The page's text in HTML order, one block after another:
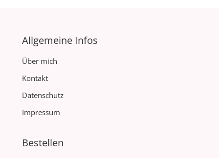
Allgemeine Infos
Über mich
Kontakt
Datenschutz
Impressum
Bestellen